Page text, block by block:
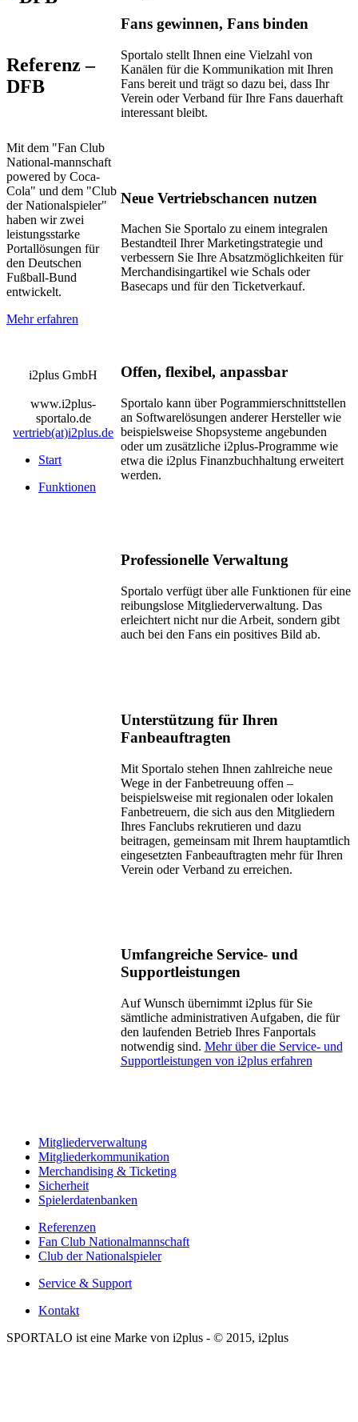
Fans gewinnen, Fans binden
Sportalo stellt Ihnen eine Vielzahl von
Kanälen für die Kommunikation mit Ihren
Fans bereit und trägt so dazu bei, dass Ihr
Verein oder Verband für Ihre Fans dauerhaft
interessant bleibt.
Neue Vertriebschancen nutzen
Machen Sie Sportalo zu einem integralen
Bestandteil Ihrer Marketingstrategie und
verbessern Sie Ihre Absatzmöglichkeiten für
Merchandisingartikel wie Schals oder
Basecaps und für den Ticketverkauf.
Offen, flexibel, anpassbar
Sportalo kann über Pogrammierschnittstellen
an Softwarelösungen anderer Hersteller wie
beispielsweise Shopsysteme angebunden
oder um zusätzliche i2plus-Programme wie
etwa die i2plus Finanzbuchhaltung erweitert
werden.
Professionelle Verwaltung
Sportalo verfügt über alle Funktionen für eine
reibungslose Mitgliederverwaltung. Das
erleichtert nicht nur die Arbeit, sondern gibt
auch bei den Fans ein positives Bild ab.
Unterstützung für Ihren
Fanbeauftragten
Mit Sportalo stehen Ihnen zahlreiche neue
Wege in der Fanbetreuung offen –
beispielsweise mit regionalen oder lokalen
Fanbetreuern, die sich aus den Mitgliedern
Ihres Fanclubs rekrutieren und dazu
beitragen, gemeinsam mit Ihrem hauptamtlich
eingesetzten Fanbeauftragten mehr für Ihren
Verein oder Verband zu erreichen.
Umfangreiche Service- und
Supportleistungen
Auf Wunsch übernimmt i2plus für Sie
sämtliche administrativen Aufgaben, die für
den laufenden Betrieb Ihres Fanportals
notwendig sind. Mehr über die Service- und
Supportleistungen von i2plus erfahren
Referenz –
DFB
Mit dem "Fan Club
National-mannschaft
powered by Coca-
Cola" und dem "Club
der Nationalspieler"
haben wir zwei
leistungsstarke
Portallösungen für
den Deutschen
Fußball-Bund
entwickelt.
Mehr erfahren
i2plus GmbH
www.i2plus-
sportalo.de
vertrieb(at)i2plus.de
Start
Funktionen
Mitgliederverwaltung
Mitgliederkommunikation
Merchandising & Ticketing
Sicherheit
Spielerdatenbanken
Referenzen
Fan Club Nationalmannschaft
Club der Nationalspieler
Service & Support
Kontakt
SPORTALO ist eine Marke von i2plus - © 2015, i2plus